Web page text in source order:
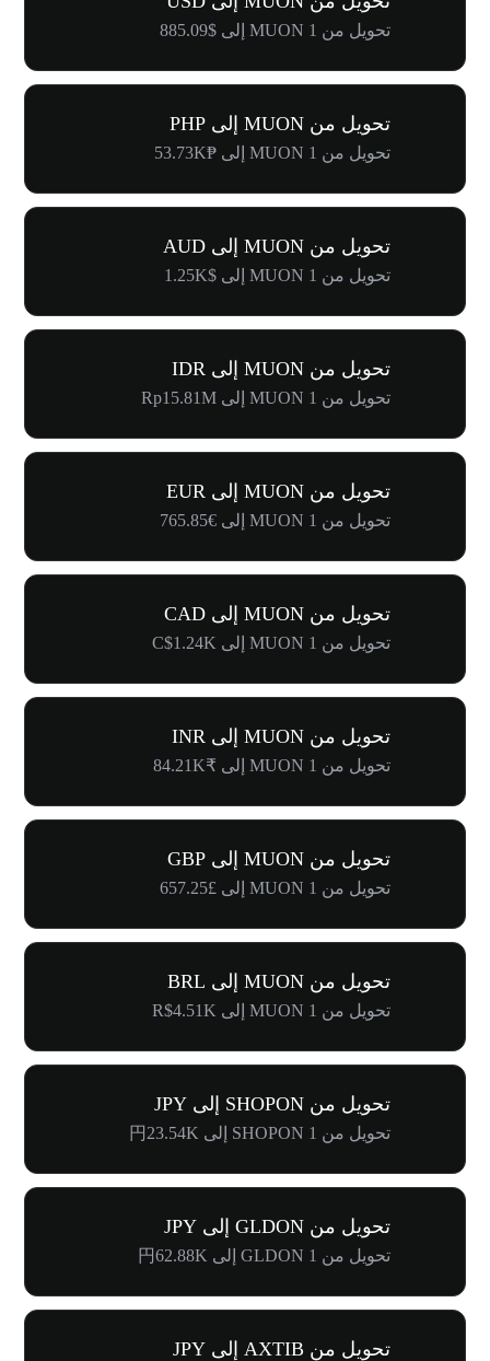
تحويل من 1 MUON إلى $885.09
تحويل من MUON إلى PHP
تحويل من 1 MUON إلى ₱53.73K
تحويل من MUON إلى AUD
تحويل من 1 MUON إلى $1.25K
تحويل من MUON إلى IDR
تحويل من 1 MUON إلى Rp15.81M
تحويل من MUON إلى EUR
تحويل من 1 MUON إلى €765.85
تحويل من MUON إلى CAD
تحويل من 1 MUON إلى C$1.24K
تحويل من MUON إلى INR
تحويل من 1 MUON إلى ₹84.21K
تحويل من MUON إلى GBP
تحويل من 1 MUON إلى £657.25
تحويل من MUON إلى BRL
تحويل من 1 MUON إلى R$4.51K
تحويل من SHOPON إلى JPY
تحويل من 1 SHOPON إلى 円23.54K
تحويل من GLDON إلى JPY
تحويل من 1 GLDON إلى 円62.88K
تحويل من AXTIB إلى JPY